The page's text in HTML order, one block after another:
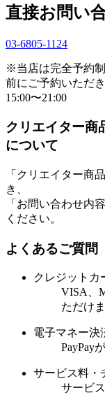
直接お問い
03-6805-1124
※当店は完全予約
前にご予約いただ
15:00〜21:00
クリエイター商
について
「クリエイター商
き、
「お問い合わせ内
ください。
よくあるご質問
クレジットカ
VISA、
ただけま
電⼦マネー決
PayPay
サービス料・
サービ